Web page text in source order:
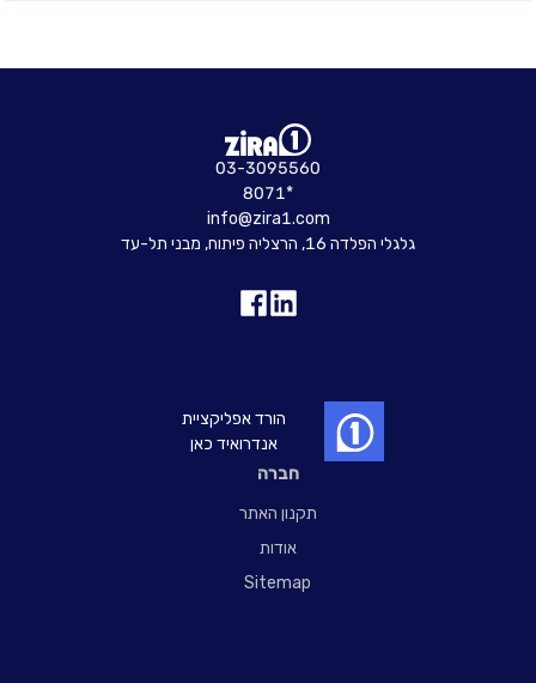
חברה
תקנון האתר
אודות
Sitemap
03-3095560
8071*
info@zira1.com
גלגלי הפלדה 16, הרצליה פיתוח, מבני תל-עד
הורד אפליקציית
אנדרואיד כאן